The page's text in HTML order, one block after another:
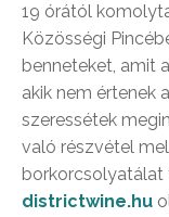
19 órától
Közösségi
benneteket, amit
akik nem értenek
szeressétek
való részvétel
borkorcsolyatálat
districtwine.hu